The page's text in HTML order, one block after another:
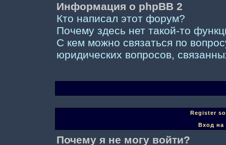
Информация о phpBB 2
Кто написал этот форум?
Почему здесь нет такой-то
С кем можно связаться по
юридических вопросов,
Register
Вход на
Почему я не могу войти?